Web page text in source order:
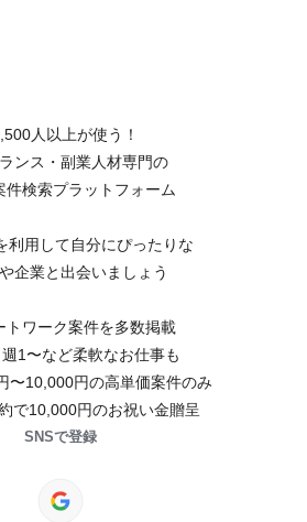
人以上が使う！
ンス・副業人材専門の
件検索プラットフォーム
利用して自分にぴったりな
企業と出会いましょう
トワーク案件を多数掲載
週1〜など柔軟なお仕事も
〜10,000円の高単価案件のみ
で10,000円のお祝い金贈呈
SNSで登録